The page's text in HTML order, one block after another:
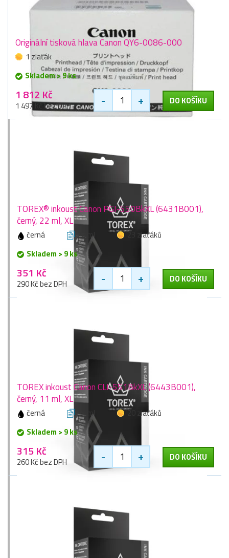
Originální tisková hlava Canon QY6-0086-000
1 zlaťák
Skladem > 9 ks
1 812 Kč
1 497 Kč bez DPH - + DO KOŠÍKU
TOREX® inkoust Canon PGI-550BkXL (6431B001),
černý, 22 ml, XL
černá 22 ml
23 zlaťáků
Skladem > 9 ks
351 Kč
290 Kč bez DPH - + DO KOŠÍKU
TOREX inkoust Canon CLI-551BkXL (6443B001),
černý, 11 ml, XL
černá 11 ml
20 zlaťáků
Skladem > 9 ks
315 Kč
260 Kč bez DPH - + DO KOŠÍKU